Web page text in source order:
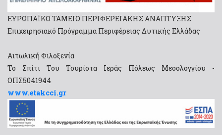
ΕΥΡΩΠΑΪΚΟ ΤΑΜΕΙΟ ΠΕΡΙΦΕΡΕΙΑΚΗΣ ΑΝΑΠΤΥΞΗΣ
Επιχειρησιακό Πρόγραμμα Περιφέρειας Δυτικής Ελλάδας
Αιτωλική Φιλοξενία
Το Σπίτι Του Τουρίστα Ιεράς Πόλεως Μεσολογγίου -
ΟΠΣ5041944
www.etakcci.gr